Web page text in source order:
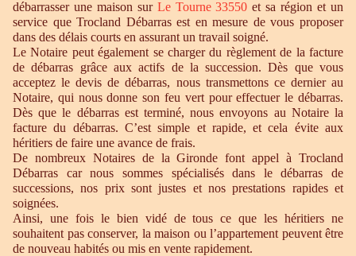
débarrasser une maison sur Le Tourne 33550 et sa région et un
service que Trocland Débarras est en mesure de vous proposer
dans des délais courts en assurant un travail soigné.
Le Notaire peut également se charger du règlement de la facture
de débarras grâce aux actifs de la succession. Dès que vous
acceptez le devis de débarras, nous transmettons ce dernier au
Notaire, qui nous donne son feu vert pour effectuer le débarras.
Dès que le débarras est terminé, nous envoyons au Notaire la
facture du débarras. C’est simple et rapide, et cela évite aux
héritiers de faire une avance de frais.
De nombreux Notaires de la Gironde font appel à Trocland
Débarras car nous sommes spécialisés dans le débarras de
successions, nos prix sont justes et nos prestations rapides et
soignées.
Ainsi, une fois le bien vidé de tous ce que les héritiers ne
souhaitent pas conserver, la maison ou l’appartement peuvent être
de nouveau habités ou mis en vente rapidement.